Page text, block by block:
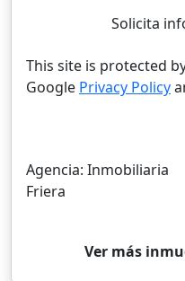
Solicita
This site is protected
Google Privacy Policy
Agencia: Inmobiliaria
Friera
Ver más